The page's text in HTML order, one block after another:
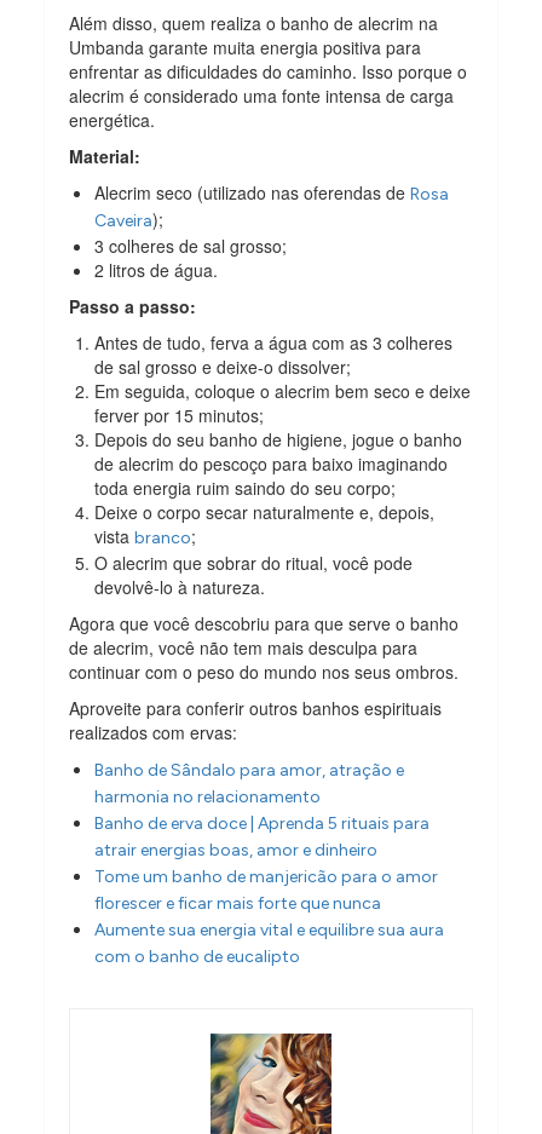
Além disso, quem realiza o banho de alecrim na
Umbanda garante muita energia positiva para
enfrentar as dificuldades do caminho. Isso porque o
alecrim é considerado uma fonte intensa de carga
energética.
Material:
Alecrim seco (utilizado nas oferendas deRosa
Caveira);
3 colheres de sal grosso;
2 litros de água.
Passo a passo:
Antes de tudo, ferva a água com as 3 colheres
de sal grosso e deixe-o dissolver;
Em seguida, coloque o alecrim bem seco e deixe
ferver por 15 minutos;
Depois do seu banho de higiene, jogue o banho
de alecrim do pescoço para baixo imaginando
toda energia ruim saindo do seu corpo;
Deixe o corpo secar naturalmente e, depois,
vistabranco;
O alecrim que sobrar do ritual, você pode
devolvê-lo à natureza.
Agora que você descobriu para que serve o banho
de alecrim, você não tem mais desculpa para
continuar com o peso do mundo nos seus ombros.
Aproveite para conferir outros banhos espirituais
realizados com ervas:
Banho de Sândalo para amor, atração e
harmonia no relacionamento
Banho de erva doce | Aprenda 5 rituais para
atrair energias boas, amor e dinheiro
Tome um banho de manjericão para o amor
florescer e ficar mais forte que nunca
Aumente sua energia vital e equilibre sua aura
com o banho de eucalipto